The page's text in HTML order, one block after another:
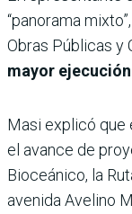
“panorama
Obras Públicas y
mayor
Masi explicó que
el avance de
Bioceánico, la
avenida Avelino